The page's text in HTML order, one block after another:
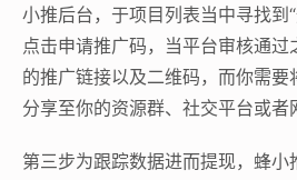
小推后台，于项目列表当中寻找到
点击申请推广码，当平台审核通
的推广链接以及二维码，而你需要
分享至你的资源群、社交平台或者
第三步为跟踪数据进而提现，蜂